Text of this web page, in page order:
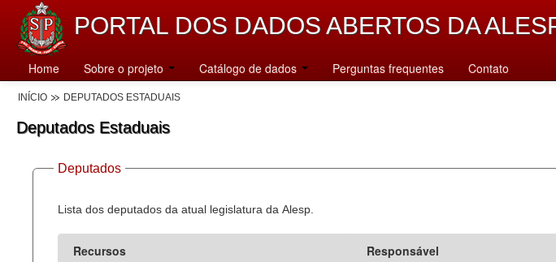
PORTAL DOS DADOS ABERTOS DA
Home Sobre o projeto Catálogo de dados Perguntas frequentes Contato
INÍCIO DEPUTADOS ESTADUAIS
Deputados Estaduais
Deputados
Lista dos deputados da atual legislatura da Alesp.
Recursos Responsável